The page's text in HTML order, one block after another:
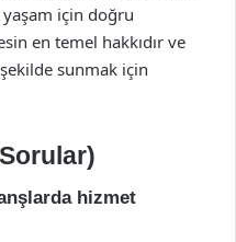
yaşam için doğru
en temel hakkıdır ve
sunmak için
hizmet